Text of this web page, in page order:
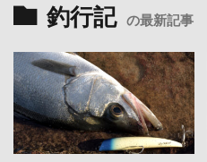
釣行記 の最新記事